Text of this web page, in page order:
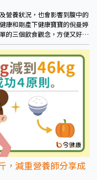
營養狀況，也會影響到腹中的
康和剛產下健康寶寶的倪曼婷
的三個飲食觀念，方便又好
，減重營養師分享成